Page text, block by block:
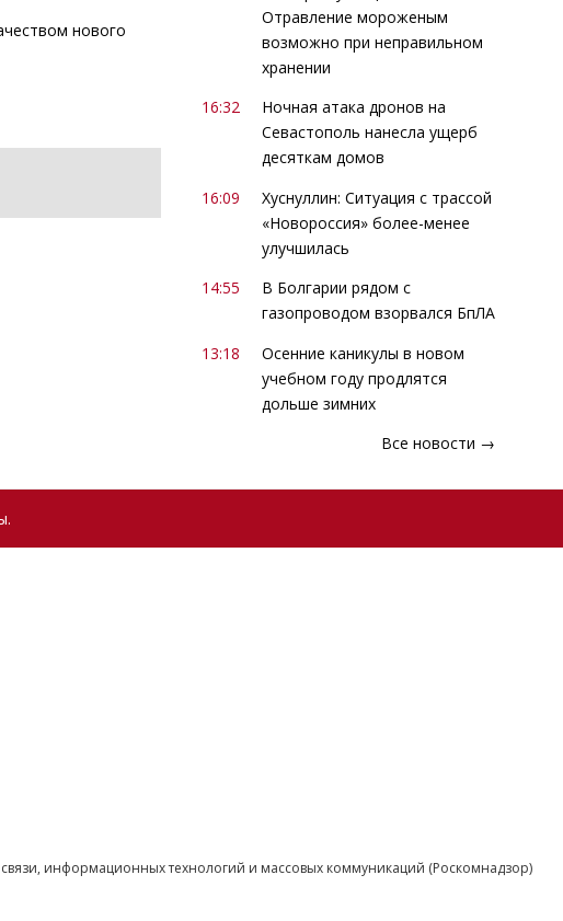
нового
Отравление мороженым
возможно при неправильном
хранении
16:32
Ночная атака дронов на
Севастополь нанесла ущерб
десяткам домов
16:09
Хуснуллин: Ситуация с трассой
«Новороссия» более-менее
улучшилась
14:55
В Болгарии рядом с
газопроводом взорвался БпЛА
13:18
Осенние каникулы в новом
учебном году продлятся
дольше зимних
Все новости →
информационных технологий и массовых коммуникаций (Роскомнадзор)